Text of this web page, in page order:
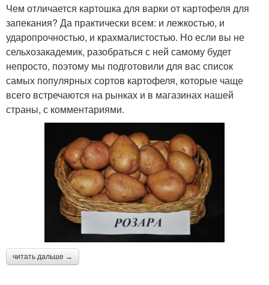
Чем отличается картошка для варки от картофеля для
запекания? Да практически всем: и лежкостью, и
ударопрочностью, и крахмалистостью. Но если вы не
сельхозакадемик, разобраться с ней самому будет
непросто, поэтому мы подготовили для вас список
самых популярных сортов картофеля, которые чаще
всего встречаются на рынках и в магазинах нашей
страны, с комментариями.
читать дальше →